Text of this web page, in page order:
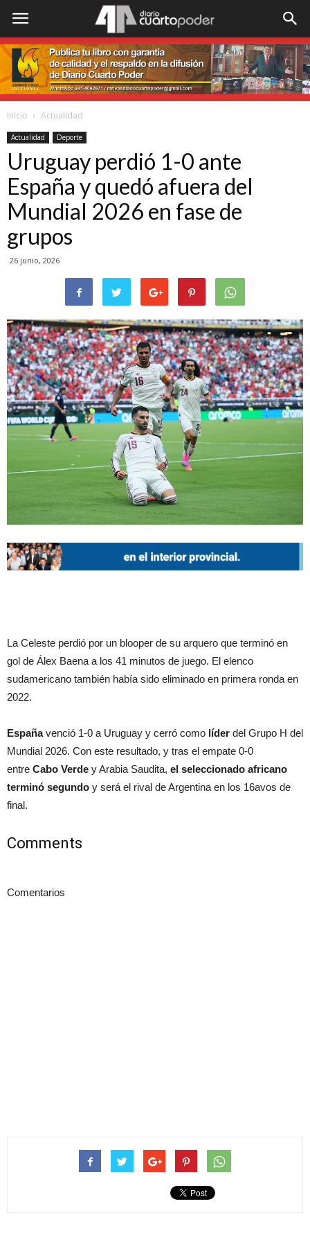
Inicio Actualidad
Actualidad Deporte
Uruguay perdió 1-0 ante
España y quedó afuera del
Mundial 2026 en fase de
grupos
26 junio, 2026
La Celeste perdió por un blooper de su arquero que terminó en
gol de Álex Baena a los 41 minutos de juego. El elenco
sudamericano también había sido eliminado en primera ronda en
2022.
Españavenció 1-0 a Uruguay y cerró como líder del Grupo H del
Mundial 2026. Con este resultado, y tras el empate 0-0
entre Cabo Verde y Arabia Saudita, el seleccionado africano
terminó segundo y será el rival de Argentina en los 16avos de
final.
Comments
Comentarios